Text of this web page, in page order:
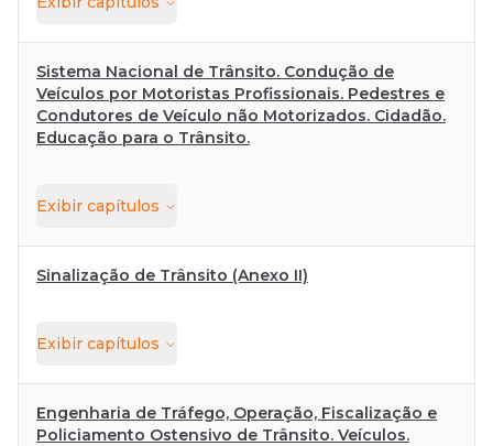
Sistema Nacional de Trânsito. Condução de
Veículos por Motoristas Profissionais. Pedestres e
Condutores de Veículo não Motorizados. Cidadão.
Educação para o Trânsito.
Exibir capítulos
Sinalização de Trânsito (Anexo II)
Exibir capítulos
Engenharia de Tráfego, Operação, Fiscalização e
Policiamento Ostensivo de Trânsito. Veículos.